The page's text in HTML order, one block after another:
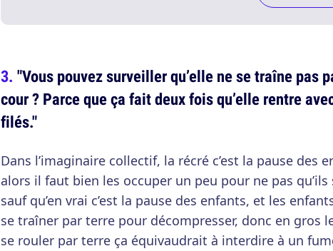
"Vous pouvez surveiller qu’elle ne se traîne pas
cour ? Parce que ça fait deux fois qu’elle rentre
filés."
Dans l’imaginaire collectif, la récré c’est la pause des
alors il faut bien les occuper un peu pour ne pas qu’ils
sauf qu’en vrai c’est la pause des enfants, et les
se traîner par terre pour décompresser, donc en gros
se rouler par terre ça équivaudrait à interdire à un